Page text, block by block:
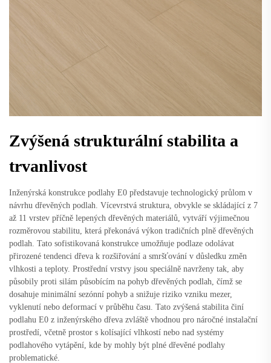
Zvýšená strukturální stabilita a
trvanlivost
Inženýrská konstrukce podlahy E0 představuje technologický průlom v
návrhu dřevěných podlah. Vícevrstvá struktura, obvykle se skládající z 7
až 11 vrstev příčně lepených dřevěných materiálů, vytváří výjimečnou
rozměrovou stabilitu, která překonává výkon tradičních plně dřevěných
podlah. Tato sofistikovaná konstrukce umožňuje podlaze odolávat
přirozené tendenci dřeva k rozšiřování a smršťování v důsledku změn
vlhkosti a teploty. Prostřední vrstvy jsou speciálně navrženy tak, aby
působily proti silám působícím na pohyb dřevěných podlah, čímž se
dosahuje minimální sezónní pohyb a snižuje riziko vzniku mezer,
vyklenutí nebo deformací v průběhu času. Tato zvýšená stabilita činí
podlahu E0 z inženýrského dřeva zvláště vhodnou pro náročné instalační
prostředí, včetně prostor s kolísající vlhkostí nebo nad systémy
podlahového vytápění, kde by mohly být plné dřevěné podlahy
problematické.